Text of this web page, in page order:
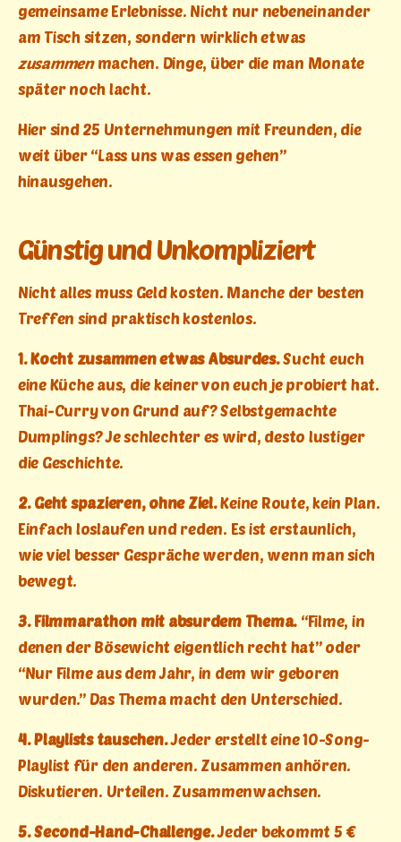
gemeinsame Erlebnisse. Nicht nur nebeneinander
am Tisch sitzen, sondern wirklich etwas
zusammenmachen. Dinge, über die man Monate
später noch lacht.
Hier sind 25 Unternehmungen mit Freunden, die
weit über “Lass uns was essen gehen”
hinausgehen.
Günstig und Unkompliziert
Nicht alles muss Geld kosten. Manche der besten
Treffen sind praktisch kostenlos.
1. Kocht zusammen etwas Absurdes.Sucht euch
eine Küche aus, die keiner von euch je probiert hat.
Thai-Curry von Grund auf? Selbstgemachte
Dumplings? Je schlechter es wird, desto lustiger
die Geschichte.
2. Geht spazieren, ohne Ziel.Keine Route, kein Plan.
Einfach loslaufen und reden. Es ist erstaunlich,
wie viel besser Gespräche werden, wenn man sich
bewegt.
3. Filmmarathon mit absurdem Thema. “Filme, in
denen der Bösewicht eigentlich recht hat” oder
“Nur Filme aus dem Jahr, in dem wir geboren
wurden.” Das Thema macht den Unterschied.
4. Playlists tauschen.Jeder erstellt eine 10-Song-
Playlist für den anderen. Zusammen anhören.
Diskutieren. Urteilen. Zusammenwachsen.
5. Second-Hand-Challenge.Jeder bekommt 5 €